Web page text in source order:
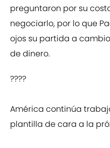
preguntaron por su
negociarlo, por lo que
ojos su partida a
de dinero.
????
América continúa
plantilla de cara a la